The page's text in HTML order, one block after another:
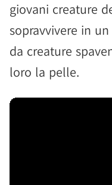
giovani creature
sopravvivere in
da creature
loro la pelle.